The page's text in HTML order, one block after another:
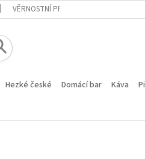
VĚRNOSTNÍ PROGRAM
Hezké české Domácí bar Káva